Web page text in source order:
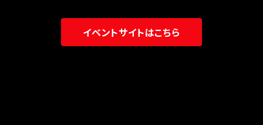
イベントサイトはこちら